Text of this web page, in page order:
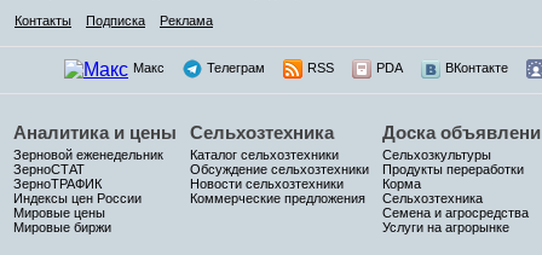
Контакты
Подписка Реклама
Макс Телеграм RSS PDA ВКонтакте
Аналитика и цены
Зерновой еженедельник
ЗерноСТАТ
ЗерноТРАФИК
Индексы цен России
Мировые цены
Мировые биржи
Сельхозтехника
Каталог сельхозтехники
Обсуждение сельхозтехники
Новости сельхозтехники
Коммерческие предложения
Доска
Сельхозкультуры
Продукты переработки
Корма
Сельхозтехника
Семена и агросредства
Услуги на агрорынке